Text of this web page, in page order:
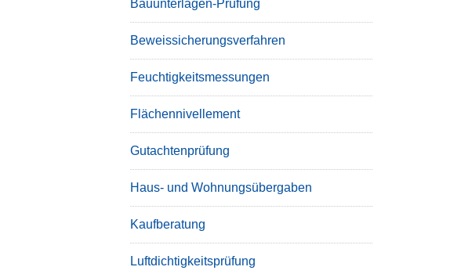
Bauunterlagen-Prüfung
Beweissicherungsverfahren
Feuchtigkeitsmessungen
Flächennivellement
Gutachtenprüfung
Haus- und Wohnungsübergaben
Kaufberatung
Luftdichtigkeitsprüfung